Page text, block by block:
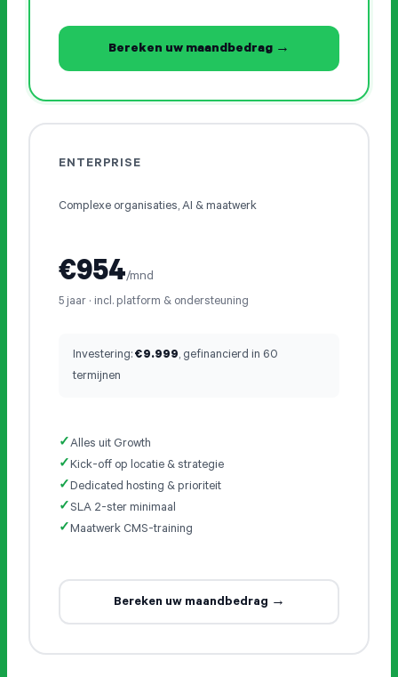
Bereken uw maandbedrag →
ENTERPRISE
Complexe organisaties, AI & maatwerk
€954/mnd
5 jaar · incl. platform & ondersteuning
Investering: €9.999, gefinancierd in 60
termijnen
Alles uit Growth
Kick-off op locatie & strategie
Dedicated hosting & prioriteit
SLA 2-ster minimaal
Maatwerk CMS-training
Bereken uw maandbedrag →